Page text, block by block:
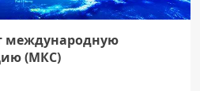
международную
(МКС)